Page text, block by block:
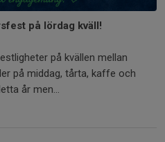
på lördag kväll!
på kvällen mellan
på middag, tårta, kaffe och
år men...